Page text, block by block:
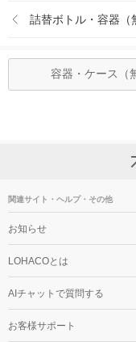
詰替ボトル・容器（
容器・ケース（
関連サイト・ヘルプ・その他
お知らせ
LOHACOとは
AIチャットで質問する
お客様サポート